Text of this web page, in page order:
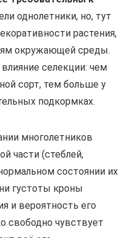
однолетники, но, тут
растения,
окружающей среды.
селекции: чем
сорт, тем больше у
подкормках.
многолетников
части (стеблей,
состоянии их
густоты кроны
и вероятность его
свободно чувствует